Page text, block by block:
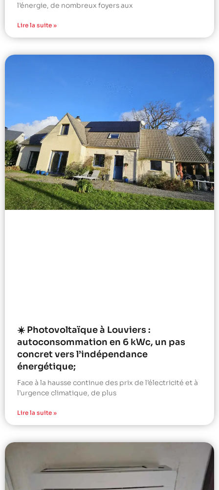
l’énergie, de nombreux foyers aux
Lire la suite »
☀️ Photovoltaïque à Louviers :
autoconsommation en 6 kWc, un pas
concret vers l’indépendance
énergétique;
Face à la hausse continue des prix de l’électricité et à
l’urgence climatique, de plus
Lire la suite »